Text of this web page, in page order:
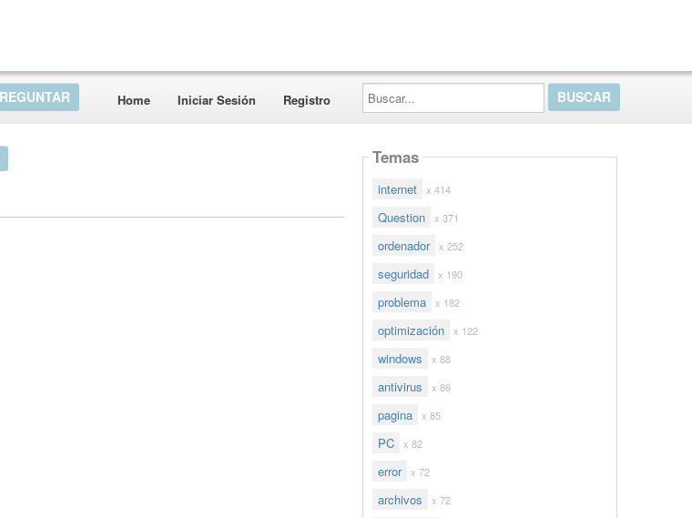
Home Iniciar Sesión Registro
Buscar...
Temas
internet x 414
Question x 371
ordenador x 252
seguridad x 190
problema x 182
optimización x 122
windows x 88
antivirus x 86
pagina x 85
PC x 82
error x 72
archivos x 72